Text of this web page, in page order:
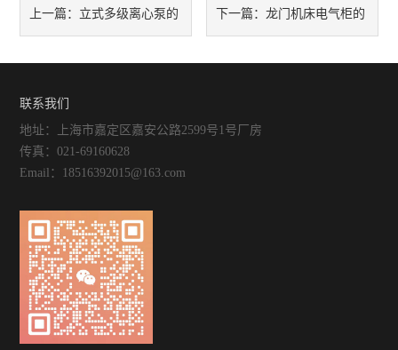
上一篇： 立式多级离心泵的 下一篇： 龙门机床电气柜的
联系我们
地址：上海市嘉定区嘉安公路2599号1号厂房
传真：021-69160628
Email：18516392015@163.com